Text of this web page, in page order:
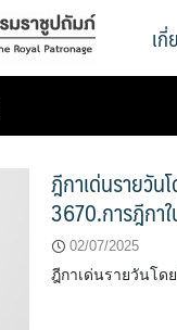
เ
ฎีกาเด่นรายวั
3670.การฎีกา
02/07/2025
ฎีกาเด่นรายวันโด